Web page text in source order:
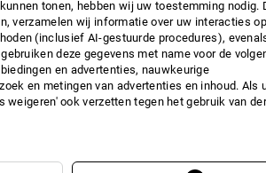
handen aan het werk? Perfect!
kan elke werknemer snel de juiste
opslaan van verschillende maten.
tonen, hebben wij uw toestemming nodig.
verzamelen wij informatie over uw interacties
(inclusief AI-gestuurde procedures),
deze gegevens met name voor de
en advertenties, nauwkeurige
en metingen van advertenties en inhoud. Als
weigeren' ook verzetten tegen het gebruik van